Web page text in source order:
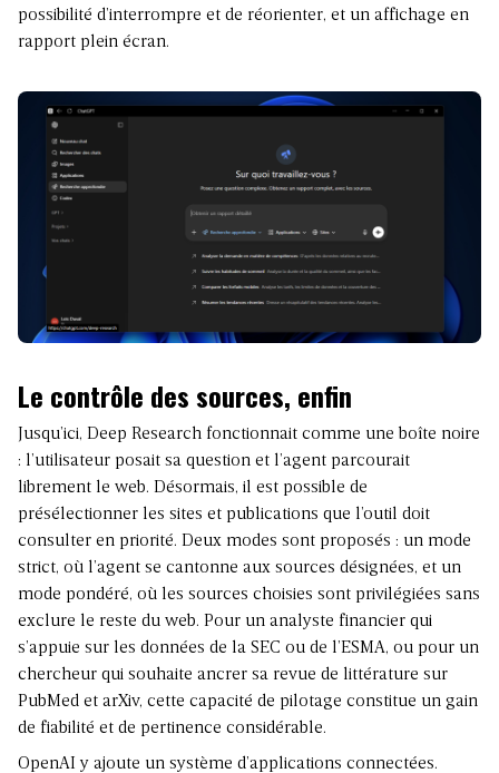
possibilité d’interrompre et de réorienter, et un affichage en
rapport plein écran.
Le contrôle des sources, enfin
Jusqu’ici, Deep Research fonctionnait comme une boîte noire
: l’utilisateur posait sa question et l’agent parcourait
librement le web. Désormais, il est possible de
présélectionner les sites et publications que l’outil doit
consulter en priorité. Deux modes sont proposés : un mode
strict, où l’agent se cantonne aux sources désignées, et un
mode pondéré, où les sources choisies sont privilégiées sans
exclure le reste du web. Pour un analyste financier qui
s’appuie sur les données de la SEC ou de l’ESMA, ou pour un
chercheur qui souhaite ancrer sa revue de littérature sur
PubMed et arXiv, cette capacité de pilotage constitue un gain
de fiabilité et de pertinence considérable.
OpenAI y ajoute un système d’applications connectées.